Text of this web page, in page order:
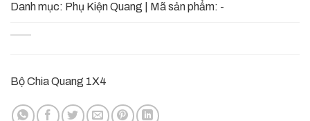
Danh mục: Phụ Kiện Quang Mã sản phẩm: -
Bộ Chia Quang 1X4